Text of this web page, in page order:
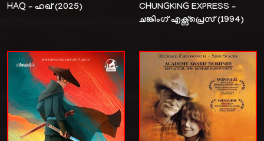
HAQ – ഹഖ് (2025)
CHUNGKING EXPRESS –
ചങ്കിംഗ് എക്സ്പ്രെസ് (1994)